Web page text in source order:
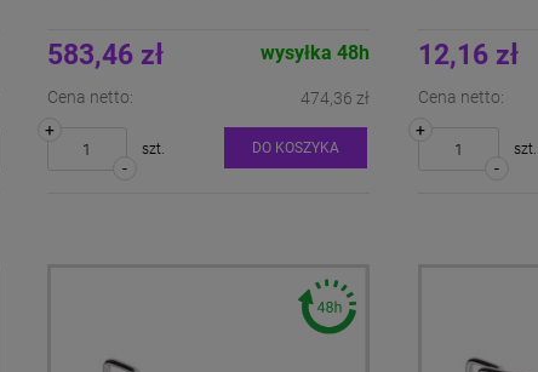
583,46 zł
Cena netto: 474,36 zł
wysyłka 48h
-
+
szt. DO KOSZYKA
12,16 zł
Cena netto:
-
+
szt.